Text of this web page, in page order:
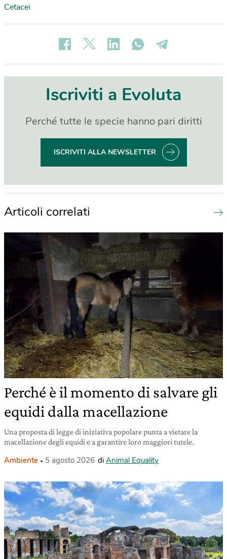
Cetacei
Iscriviti a Evoluta
Perché tutte le specie hanno pari diritti
ISCRIVITI ALLA NEWSLETTER
Articoli correlati
Perché è il momento di salvare gli
equidi dalla macellazione
Una proposta di legge di iniziativa popolare punta a vietare la
macellazione degli equidi e a garantire loro maggiori tutele.
Ambiente 5 agosto 2026 di Animal Equality